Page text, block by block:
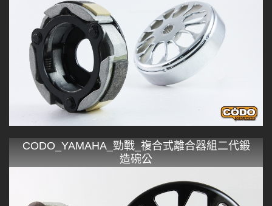
CODO_YAMAHA_勁戰_複合式離合器組二代鍛
造碗公